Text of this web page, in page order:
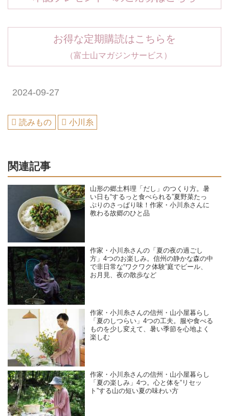
お得な定期購読はこちらを
（富士山マガジンサービス）
2024-09-27
読みもの 小川糸
関連記事
山形の郷土料理「だし」のつくり方。暑
い日も“するっと食べられる”夏野菜たっ
ぷりのさっぱり味！作家・小川糸さんに
教わる故郷のひと品
作家・小川糸さんの「夏の夜の過ごし
方」4つのお楽しみ。信州の静かな森の中
で非日常な“ワクワク体験”庭でビール、
お月見、夜の散歩など
作家・小川糸さんの信州・山小屋暮らし
「夏のしつらい」4つの工夫。服や食べる
ものを少し変えて、暑い季節を心地よく
楽しむ
作家・小川糸さんの信州・山小屋暮らし
「夏の楽しみ」4つ。心と体を“リセッ
ト”する山の短い夏の味わい方